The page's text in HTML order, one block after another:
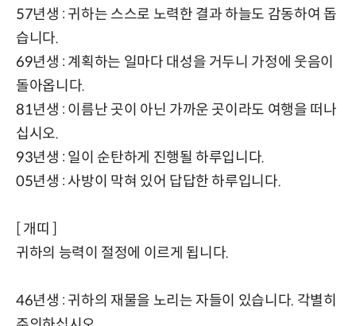
57년생 : 귀하는 스스로 노력한 결과 하늘도 감동하여 돕
습니다.
69년생 : 계획하는 일마다 대성을 거두니 가정에 웃음이
돌아옵니다.
81년생 : 이름난 곳이 아닌 가까운 곳이라도 여행을 떠나
십시오.
93년생 : 일이 순탄하게 진행될 하루입니다.
05년생 : 사방이 막혀 있어 답답한 하루입니다.
[ 개띠 ]
귀하의 능력이 절정에 이르게 됩니다.
46년생 : 귀하의 재물을 노리는 자들이 있습니다. 각별히